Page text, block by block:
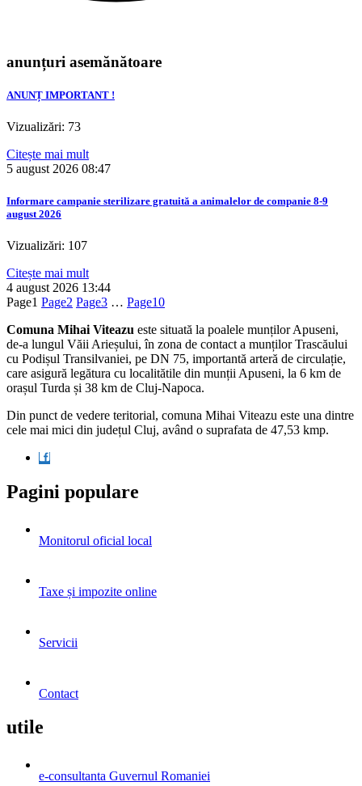
anunțuri asemănătoare
ANUNȚ IMPORTANT !
Vizualizări: 73
Citește mai mult
5 august 2026 08:47
Informare campanie sterilizare gratuită a animalelor de companie 8-9
august 2026
Vizualizări: 107
Citește mai mult
4 august 2026 13:44
Page1 Page2 Page3 … Page10
Comuna Mihai Viteazu este situată la poalele munților Apuseni,
de-a lungul Văii Arieșului, în zona de contact a munților Trascăului
cu Podișul Transilvaniei, pe DN 75, importantă arteră de circulație,
care asigură legătura cu localitătile din munții Apuseni, la 6 km de
orașul Turda și 38 km de Cluj-Napoca.
Din punct de vedere teritorial, comuna Mihai Viteazu este una dintre
cele mai mici din județul Cluj, având o suprafata de 47,53 kmp.
Pagini populare
Monitorul oficial local
Taxe și impozite online
Servicii
Contact
utile
e-consultanta Guvernul Romaniei